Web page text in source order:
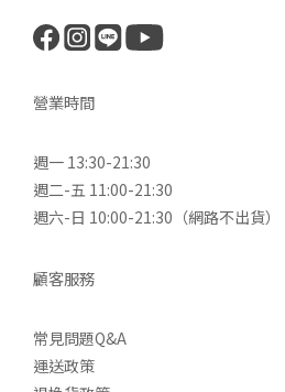
營業時間
週一 13:30-21:30
週二-五 11:00-21:30
週六-日 10:00-21:30（網路不出貨）
顧客服務
常見問題Q&A
運送政策